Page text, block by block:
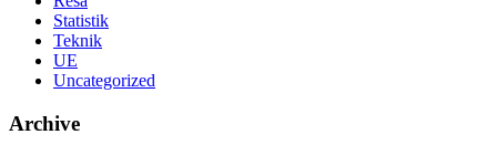
Statistik
Teknik
UE
Uncategorized
Archive